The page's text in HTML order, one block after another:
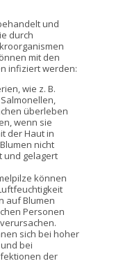
und
durch
mit den
infiziert werden:
wie z. B.
überleben
wenn sie
der Haut in
nicht
und gelagert
können
auf Blumen
Personen
sich bei hoher
bei
der